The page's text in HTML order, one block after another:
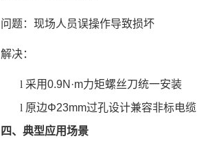
问题 ‌：现场人员误操作导致损坏
解决‌：
l 采用0.9N·m力矩螺丝刀统一安装
l 原边Φ23mm过孔设计兼容非标电缆
四、典型应用场景